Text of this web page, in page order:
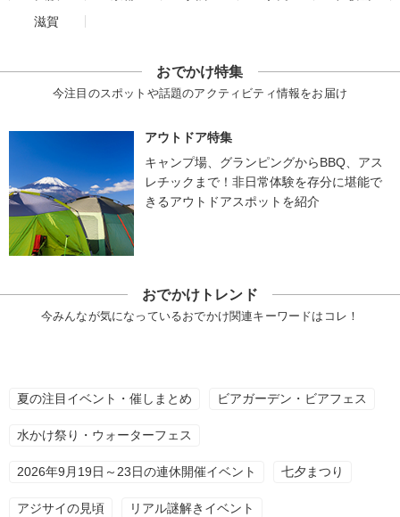
滋賀
おでかけ特集
今注目のスポットや話題のアクティビティ情報をお届け
アウトドア特集
キャンプ場、グランピングからBBQ、アス
レチックまで！非日常体験を存分に堪能で
きるアウトドアスポットを紹介
おでかけトレンド
今みんなが気になっているおでかけ関連キーワードはコレ！
夏の注目イベント・催しまとめ ビアガーデン・ビアフェス
水かけ祭り・ウォーターフェス
2026年9月19日～23日の連休開催イベント 七夕まつり
アジサイの見頃 リアル謎解きイベント